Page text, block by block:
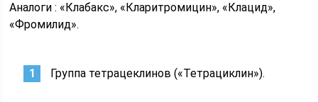
Аналоги : «Клабакс», «Кларитромицин», «Клацид»,
«Фромилид».
Группа тетрацеклинов («Тетрациклин»).